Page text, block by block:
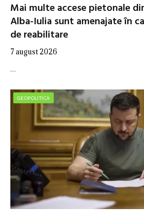
Mai multe accese pietonale
Alba-Iulia sunt amenajate în
de reabilitare
7 august 2026
…
GEOPOLITICA